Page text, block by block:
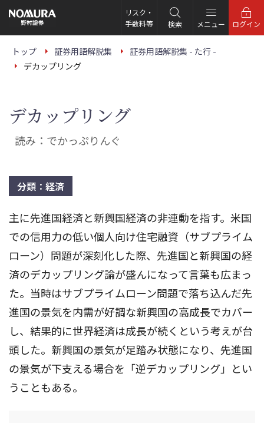
の
ー
リスク・
手数料等
検索 メニュー ログイン
トップ 証券用語解説集
証券用語解説集 - た行 -
デカップリング
デカップリング
読み：でかっぷりんぐ
分類：経済
主に先進国経済と新興国経済の非連動を指す。米国
での信用力の低い個人向け住宅融資（サブプライム
ローン）問題が深刻化した際、先進国と新興国の経
済のデカップリング論が盛んになって言葉も広まっ
た。当時はサブプライムローン問題で落ち込んだ先
進国の景気を内需が好調な新興国の高成長でカバー
し、結果的に世界経済は成長が続くという考えが台
頭した。新興国の景気が足踏み状態になり、先進国
の景気が下支える場合を「逆デカップリング」とい
うこともある。